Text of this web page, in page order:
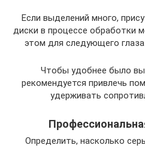
Если выделений много,
диски в процессе обработки
этом для следующего
Чтобы удобнее было
рекомендуется привлечь
удерживать
Определить, насколько